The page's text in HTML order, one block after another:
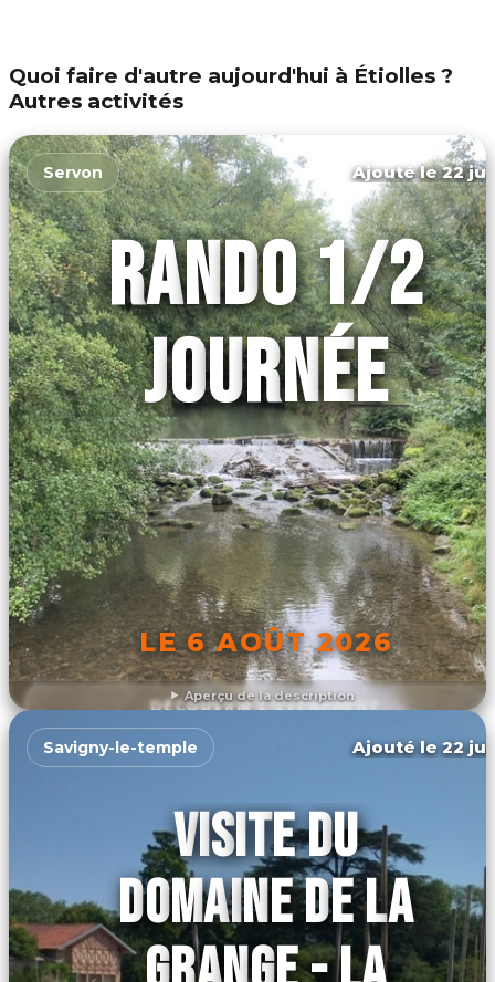
Quoi faire d'autre aujourd'hui à Étiolles ?
Autres activités
Aperçu de la description
Servon Ajouté le 22
RANDO 1/2
JOURNÉE
LE 6 AOÛT 2026
DÉCOUVRIR L'ÉVÉNEMENT
Savigny-le-temple Ajouté le 22
VISITE DU
DOMAINE DE LA